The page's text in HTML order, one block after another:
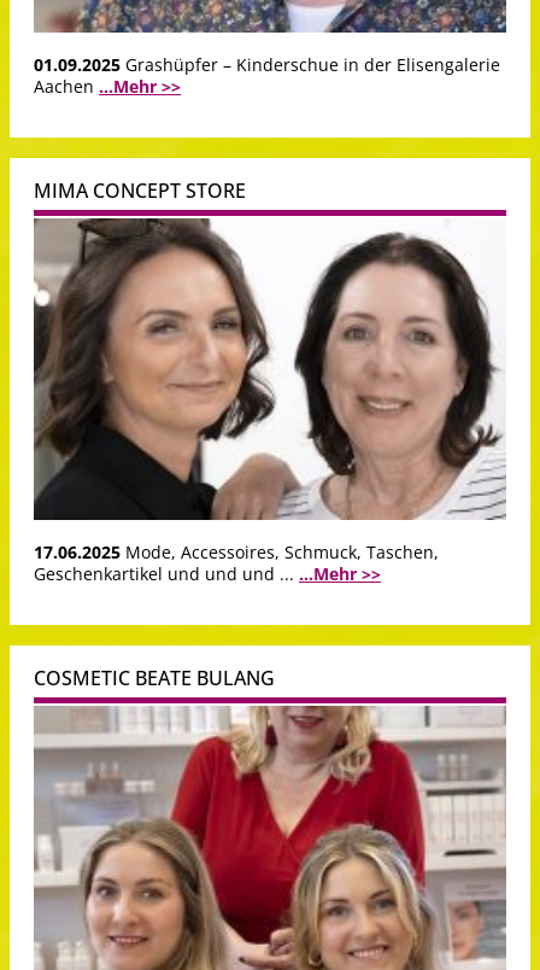
01.09.2025 Grashüpfer – Kinderschue in der Elisengalerie
Aachen ...Mehr >>
MIMA CONCEPT STORE
17.06.2025 Mode, Accessoires, Schmuck, Taschen,
Geschenkartikel und und und ... ...Mehr >>
COSMETIC BEATE BULANG